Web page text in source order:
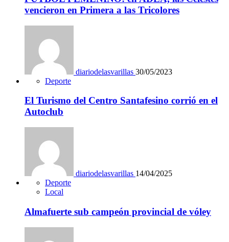
vencieron en Primera a las Tricolores
diariodelasvarillas 30/05/2023
Deporte
El Turismo del Centro Santafesino corrió en el
Autoclub
diariodelasvarillas 14/04/2025
Deporte
Local
Almafuerte sub campeón provincial de vóley